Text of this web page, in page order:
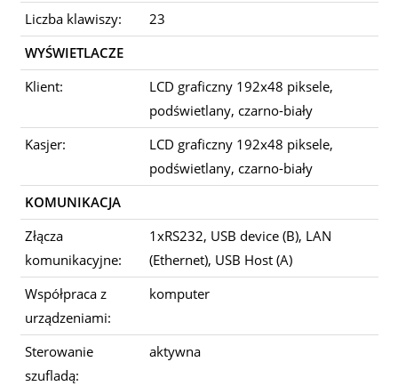
Liczba klawiszy:
23
WYŚWIETLACZE
Klient:
LCD graficzny 192x48 piksele,
podświetlany, czarno-biały
Kasjer:
LCD graficzny 192x48 piksele,
podświetlany, czarno-biały
KOMUNIKACJA
Złącza
komunikacyjne:
1xRS232, USB device (B), LAN
(Ethernet), USB Host (A)
Współpraca z
urządzeniami:
komputer
Sterowanie
szufladą:
aktywna